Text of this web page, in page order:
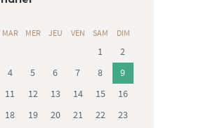
MAR MER JEU VEN SAM DIM
1
2
4 5 6 7 8
9
11 12 13 14 15
16
18 19 20 21 22
23